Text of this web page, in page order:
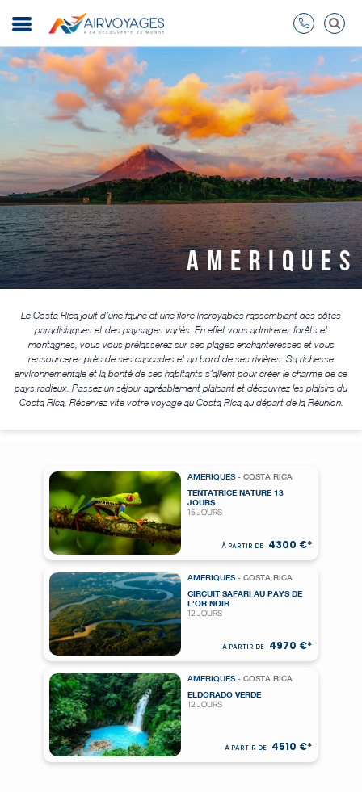
AMERIQUES
Le Costa Rica jouit d’une faune et une flore incroyables rassemblant des côtes
paradisiaques et des paysages variés. En effet vous admirerez forêts et
montagnes, vous vous prélasserez sur ses plages enchanteresses et vous
ressourcerez près de ses cascades et au bord de ses rivières. Sa richesse
environnementale et la bonté de ses habitants s’allient pour créer le charme de ce
pays radieux. Passez un séjour agréablement plaisant et découvrez les plaisirs du
Costa Rica. Réservez vite votre voyage au Costa Rica au départ de la Réunion.
AMERIQUES - COSTA RICA
TENTATRICE NATURE 13
JOURS
15 JOURS
À PARTIR DE 4300 €*
AMERIQUES - COSTA RICA
CIRCUIT SAFARI AU PAYS DE
L'OR NOIR
12 JOURS
À PARTIR DE 4970 €*
AMERIQUES - COSTA RICA
ELDORADO VERDE
12 JOURS
À PARTIR DE 4510 €*